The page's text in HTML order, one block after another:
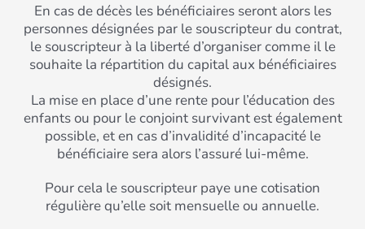
En cas de décès les bénéficiaires seront alors les
personnes désignées par le souscripteur du contrat,
le souscripteur à la liberté d’organiser comme il le
souhaite la répartition du capital aux bénéficiaires
désignés.
La mise en place d’une rente pour l’éducation des
enfants ou pour le conjoint survivant est également
possible, et en cas d’invalidité d’incapacité le
bénéficiaire sera alors l’assuré lui-même.
Pour cela le souscripteur paye une cotisation
régulière qu’elle soit mensuelle ou annuelle.